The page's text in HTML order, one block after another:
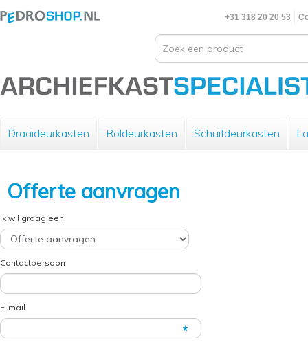
+31 318 20 20 53
Draaideurkasten Roldeurkasten Schuifdeurkasten
Offerte aanvragen
Ik wil graag een
Contactpersoon
E-mail